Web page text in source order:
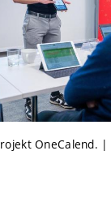
OneCalend. |